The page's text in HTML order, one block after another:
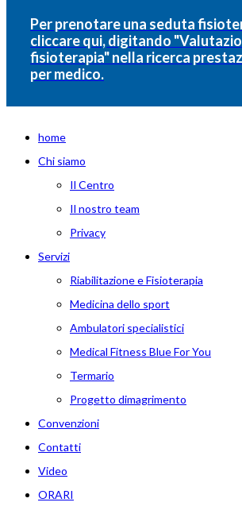
Per prenotare una seduta
cliccare qui, digitando
fisioterapia" nella ricerca
per medico.
home
Chi siamo
Il Centro
Il nostro team
Privacy
Servizi
Riabilitazione e Fisioterapia
Medicina dello sport
Ambulatori specialistici
Medical Fitness Blue For You
Termario
Progetto dimagrimento
Convenzioni
Contatti
Video
ORARI